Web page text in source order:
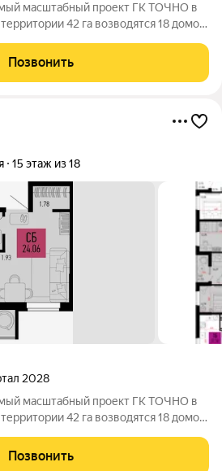
42 га возводятся 18 домов
центр, парк 8,4 га и фитнес-центр с
Позвонить
15 этаж из 18
2028
42 га возводятся 18 домов
центр, парк 8,4 га и фитнес-центр с
Позвонить